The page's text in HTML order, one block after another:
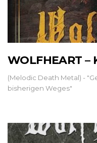
WOLFHEART
(Melodic Death Metal) -
bisherigen Weges"